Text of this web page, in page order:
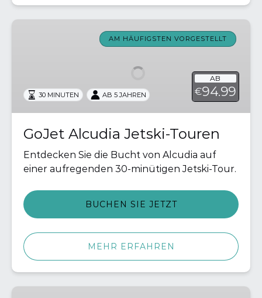
AM HÄUFIGSTEN VORGESTELLT
AB
€94.99
30 MINUTEN AB 5 JAHREN
GoJet Alcudia Jetski-Touren
Entdecken Sie die Bucht von Alcudia auf
einer aufregenden 30-minütigen Jetski-Tour.
BUCHEN SIE JETZT
MEHR ERFAHREN